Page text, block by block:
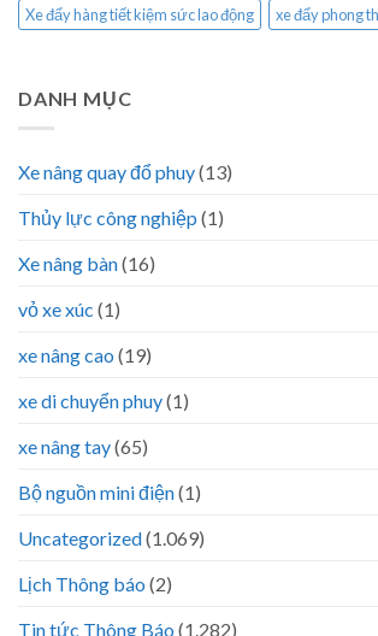
Xe đẩy hàng tiết kiệm sức lao động
xe đẩy phong
DANH MỤC
Xe nâng quay đổ phuy(13)
Thủy lực công nghiệp (1)
Xe nâng bàn(16)
vỏ xe xúc (1)
xe nâng cao (19)
xe di chuyển phuy(1)
xe nâng tay(65)
Bộ nguồn mini điện(1)
Uncategorized(1.069)
Lịch Thông báo (2)
Tin tức Thông Báo (1.282)